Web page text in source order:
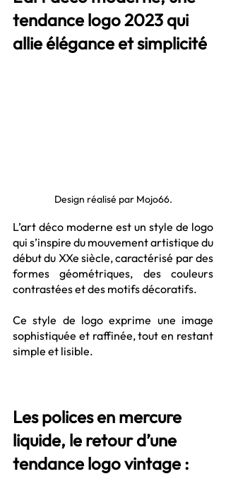
tendance logo 2023 qui
allie élégance et simplicité
Design réalisé par Mojo66.
L’art déco moderne est un style de logo
qui s’inspire du mouvement artistique du
début du XXe siècle, caractérisé par des
formes géométriques, des couleurs
contrastées et des motifs décoratifs.
Ce style de logo exprime une image
sophistiquée et raffinée, tout en restant
simple et lisible.
Les polices en mercure
liquide, le retour d’une
tendance logo vintage :